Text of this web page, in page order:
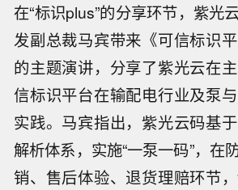
在“标识plus”的分享环节，紫光
发副总裁马宾带来《可信标识
的主题演讲，分享了紫光云在
信标识平台在输配电行业及泵
实践。马宾指出，紫光云码基
解析体系，实施“一泵一码”，在
销、售后体验、退货理赔环节